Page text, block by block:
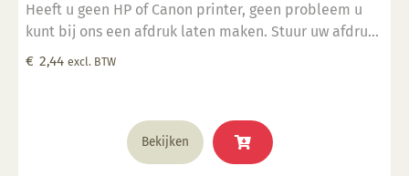
Heeft u geen HP of Canon printer, geen probleem u
kunt bij ons een afdruk laten maken. Stuur uw afdruk
in pdf formaat naar ons email adres en bestel dit
€ 2,44 excl. BTW
Bekijken